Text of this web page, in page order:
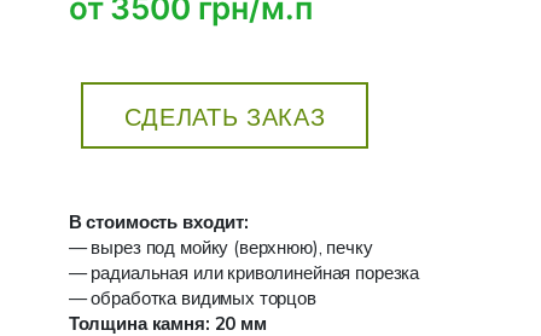
от 3500 грн/м.п
СДЕЛАТЬ ЗАКАЗ
В стоимость входит:
— вырез под мойку (верхнюю), печку
— радиальная или криволинейная порезка
— обработка видимых торцов
Толщина камня: 20 мм